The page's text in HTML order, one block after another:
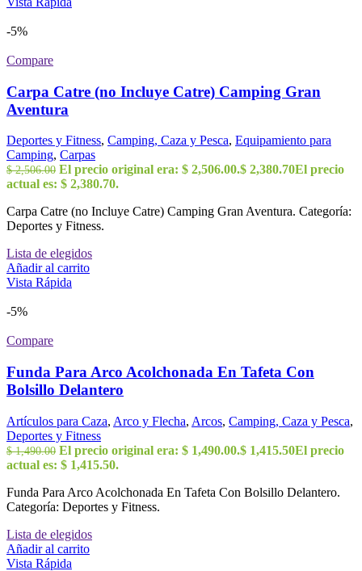
-5%
Compare
Carpa Catre (no Incluye Catre) Camping Gran
Aventura
Deportes y Fitness, Camping, Caza y Pesca, Equipamiento para
Camping, Carpas
$2,506.00 El precio original era: $ 2,506.00.$ 2,380.70El precio
actual es: $ 2,380.70.
Carpa Catre (no Incluye Catre) Camping Gran Aventura. Categoría:
Deportes y Fitness.
Lista de elegidos
Añadir al carrito
Vista Rápida
-5%
Compare
Funda Para Arco Acolchonada En Tafeta Con
Bolsillo Delantero
Artículos para Caza, Arco y Flecha, Arcos, Camping, Caza y Pesca,
Deportes y Fitness
$1,490.00 El precio original era: $ 1,490.00.$ 1,415.50El precio
actual es: $ 1,415.50.
Funda Para Arco Acolchonada En Tafeta Con Bolsillo Delantero.
Categoría: Deportes y Fitness.
Lista de elegidos
Añadir al carrito
Vista Rápida